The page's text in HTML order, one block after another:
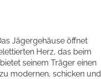
Jägergehäuse öffnet
Herz, das beim
seinem Träger einen
modernen, schicken und